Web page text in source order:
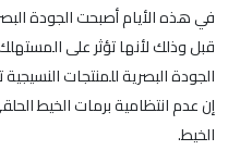
في هذه الأيام أصبحت الجودة
قبل وذلك لأنها تؤثر على
الجودة البصرية للمنتجات
إن عدم انتظامية برمات الخيط
الخيط.